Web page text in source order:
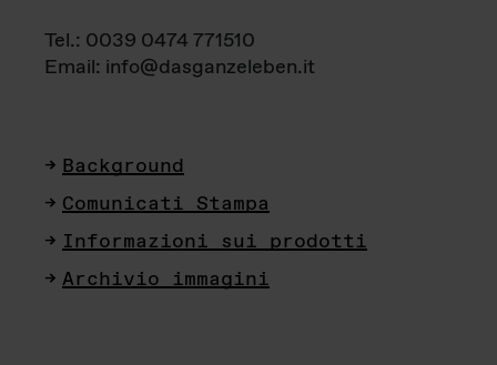
Tel.: 0039 0474 771510
Email: info@dasganzeleben.it
Background
Comunicati Stampa
Informazioni sui prodotti
Archivio immagini